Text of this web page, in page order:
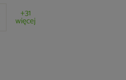
+31
więcej